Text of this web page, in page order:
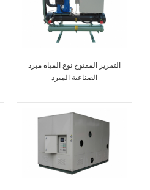
التمرير المفتوح نوع المياه مبرد
الصناعية المبرد